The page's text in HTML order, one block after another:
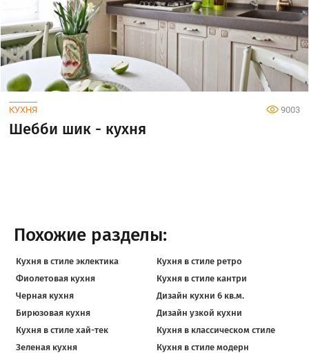
КУХНЯ 9003
Шебби шик - кухня
Похожие разделы:
Кухня в стиле эклектика
Кухня в стиле ретро
Фиолетовая кухня
Кухня в стиле кантри
Черная кухня
Дизайн кухни 6 кв.м.
Бирюзовая кухня
Дизайн узкой кухни
Кухня в стиле хай-тек
Кухня в классическом стиле
Зеленая кухня
Кухня в стиле модерн